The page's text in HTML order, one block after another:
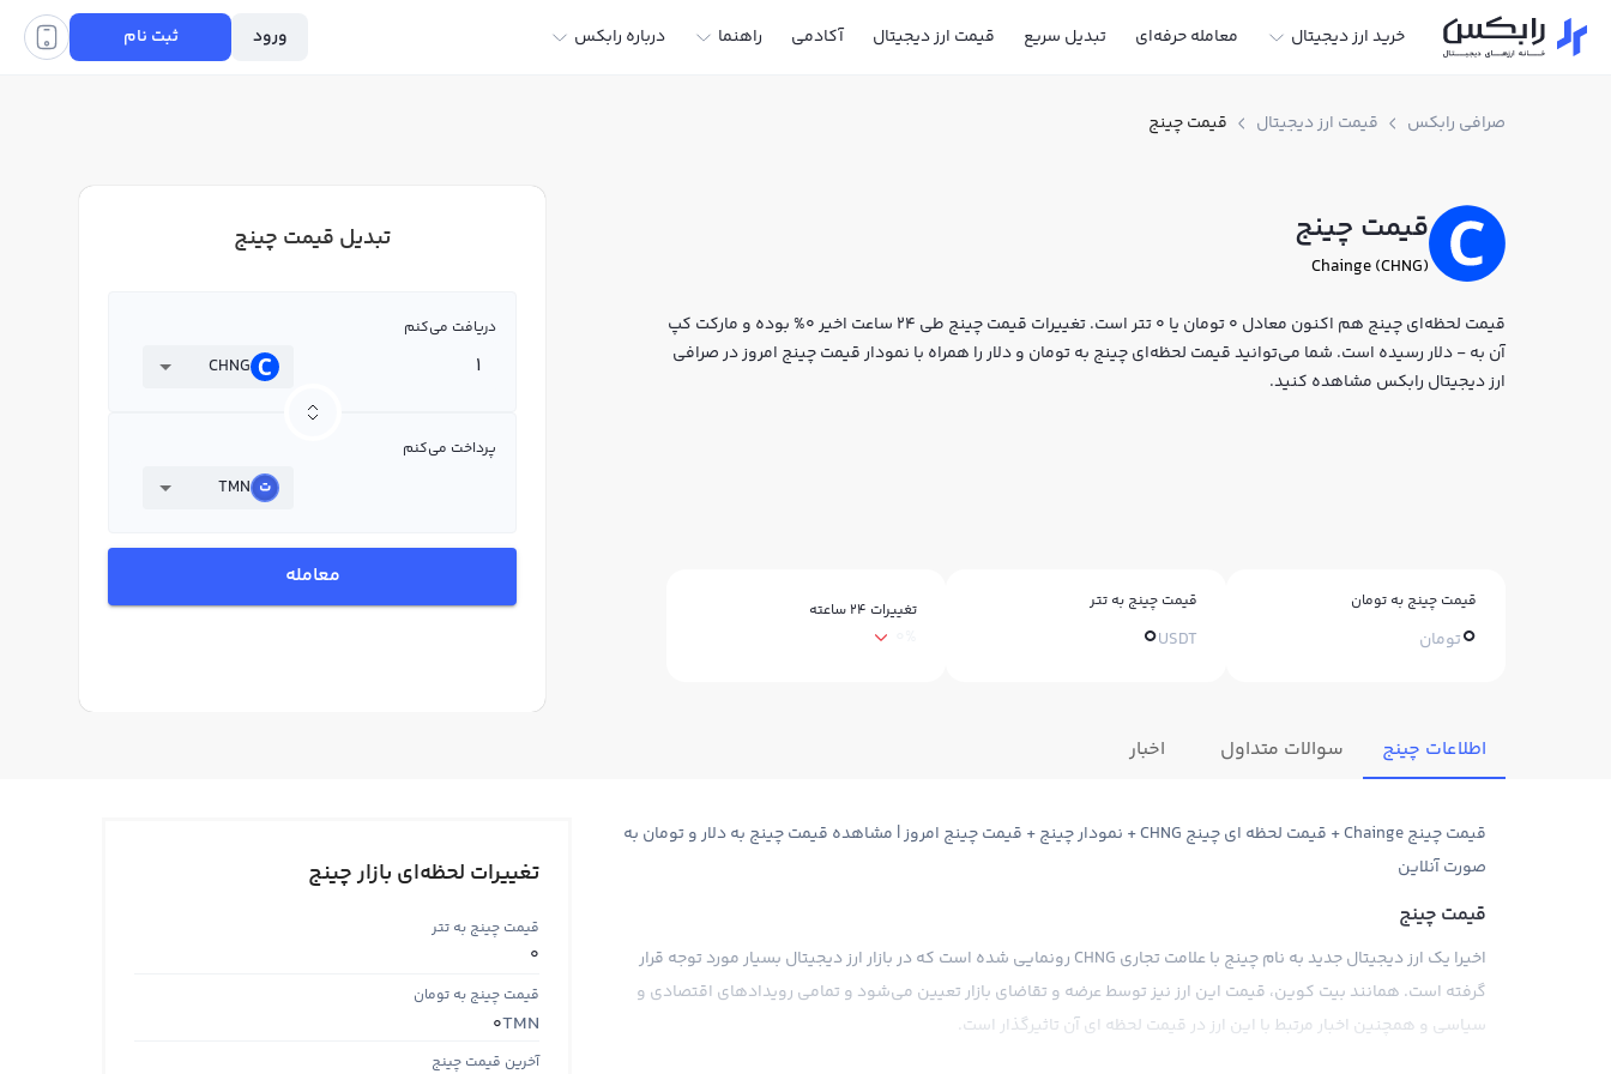
خرید ارز دیجیتال معامله حرفه‌ای تبدیل سریع قیمت ارز دیجیتال آکادمی راهنما درباره رابکس ورود ثبت نام
صرافی رابکس قیمت ارز دیجیتال قیمت چینج
قیمت چینج
Chainge (CHNG)
قیمت لحظه‌ای چینج هم اکنون معادل 0 تومان یا 0 تتر است. تغییرات قیمت چینج طی 24 ساعت اخیر 0% بوده و مارکت کپ
آن به - دلار رسیده است. شما می‌توانید قیمت لحظه‌ای چینج به تومان و دلار را همراه با نمودار قیمت چینج امروز در صرافی
ارز دیجیتال رابکس مشاهده کنید.
قیمت چینج به تومان
0تومان
قیمت چینج به تتر
0USDT
تغییرات ۲۴ ساعته
تبدیل قیمت چینج
دریافت می‌کنم
CHNG
پرداخت می‌کنم
TMN
معامله
اطلاعات چینج سوالات متداول اخبار
قیمت چینج Chainge + قیمت لحظه ای چینج CHNG + نمودار چینج + قیمت چینج امروز | مشاهده قیمت چینج به دلار و تومان به
صورت آنلاین
قیمت چینج
اخیرا یک ارز دیجیتال جدید به نام چینج با علامت تجاری CHNG رونمایی شده است که در بازار ارز دیجیتال بسیار مورد توجه قرار
گرفته است. همانند بیت کوین، قیمت این ارز نیز توسط عرضه و تقاضای بازار تعیین می‌شود و تمامی رویدادهای اقتصادی و
سیاسی و همچنین اخبار مرتبط با این ارز در قیمت لحظه ای آن تاثیرگذار است.
تغییرات لحظه‌ای بازار چینج
قیمت چینج به تتر
0
قیمت چینج به تومان
TMN
0
آخرین قیمت چینج